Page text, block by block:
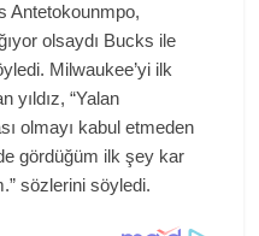
Antetokounmpo,
olsaydı Bucks ile
Milwaukee’yi ilk
yıldız, “Yalan
olmayı kabul etmeden
gördüğüm ilk şey kar
sözlerini söyledi.